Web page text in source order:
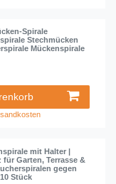
Spirale
Stechmücken
Mückenspirale
mit Halter |
Garten, Terrasse &
gegen
Stück